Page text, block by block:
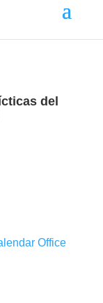
del
Office